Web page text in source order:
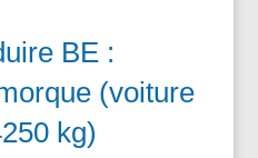
BE :
(voiture
kg)